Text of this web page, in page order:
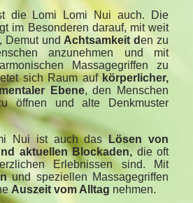
die Lomi Lomi Nui auch. Die
im Besonderen darauf, mit weit
Demut undAchtsamkeit den zu
anzunehmen und mit
Massagegriffen zu
sich Raum auf körperlicher,
Ebene, den Menschen
öffnen und alte Denkmuster
Nui ist auch dasLösen von
aktuellen Blockaden,die oft
Erlebnissen sind. Mit
und speziellen Massagegriffen
Auszeit vom Alltag nehmen.